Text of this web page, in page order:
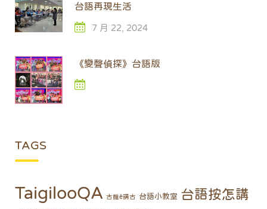
台語再現生活
7 月 22, 2024
《變聲偵探》台語版
TAGS
TaigilooQA 古錐ê講古 台語小教室 台語按怎講